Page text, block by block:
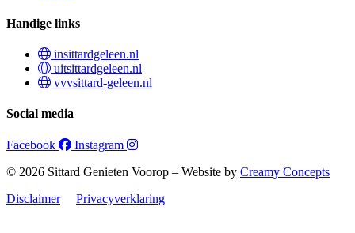
Handige links
insittardgeleen.nl
uitsittardgeleen.nl
vvvsittard-geleen.nl
Social media
Facebook
Instagram
© 2026 Sittard Genieten Voorop – Website by Creamy Concepts
Disclaimer
Privacyverklaring